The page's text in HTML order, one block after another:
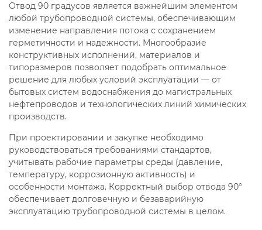
Отвод 90 градусов является важнейшим элементом
любой трубопроводной системы, обеспечивающим
изменение направления потока с сохранением
герметичности и надежности. Многообразие
конструктивных исполнений, материалов и
типоразмеров позволяет подобрать оптимальное
решение для любых условий эксплуатации — от
бытовых систем водоснабжения до магистральных
нефтепроводов и технологических линий химических
производств.
При проектировании и закупке необходимо
руководствоваться требованиями стандартов,
учитывать рабочие параметры среды (давление,
температуру, коррозионную активность) и
особенности монтажа. Корректный выбор отвода 90°
обеспечивает долговечную и безаварийную
эксплуатацию трубопроводной системы в целом.